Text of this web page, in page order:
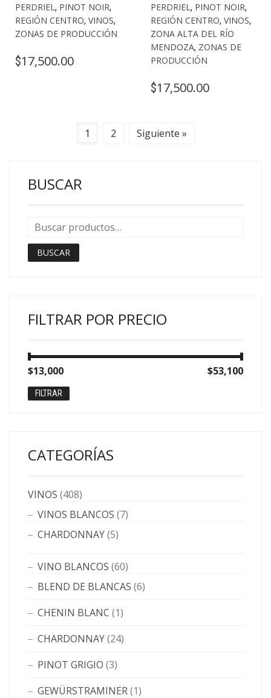
PERDRIEL, PINOT NOIR,
REGIÓN CENTRO, VINOS,
ZONAS DE PRODUCCIÓN
$17,500.00
PERDRIEL, PINOT NOIR,
REGIÓN CENTRO, VINOS,
ZONA ALTA DEL RÍO
MENDOZA, ZONAS DE
PRODUCCIÓN
$17,500.00
1 2 Siguiente »
BUSCAR
BUSCAR
FILTRAR POR PRECIO
Precio
mínimo
Precio
máximo
FILTRAR
$13,000 $53,100
CATEGORÍAS
VINOS (408)
VINOS BLANCOS (7)
CHARDONNAY(5)
VINO BLANCOS (60)
BLEND DE BLANCAS (6)
CHENIN BLANC (1)
CHARDONNAY(24)
PINOT GRIGIO (3)
GEWÜRSTRAMINER(1)